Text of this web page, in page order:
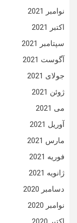
نوامبر 2021
اکتبر 2021
سپتامبر 2021
آگوست 2021
جولای 2021
ژوئن 2021
می 2021
آوریل 2021
مارس 2021
فوریه 2021
ژانویه 2021
دسامبر 2020
نوامبر 2020